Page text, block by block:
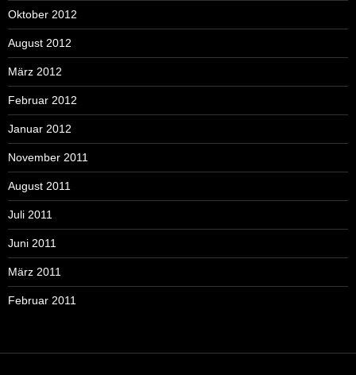
Oktober 2012
August 2012
März 2012
Februar 2012
Januar 2012
November 2011
August 2011
Juli 2011
Juni 2011
März 2011
Februar 2011